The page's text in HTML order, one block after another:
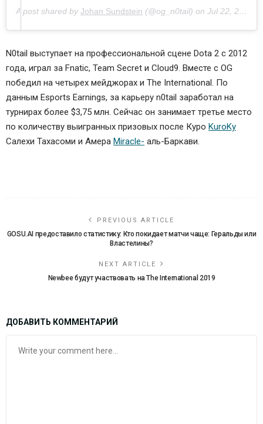
A post shared by Johan Sundstein (@og_n0tail) on Jul 22, 2019 at 4:07am PDT
N0tail выступает на профессиональной сцене Dota 2 с 2012
года, играл за Fnatic, Team Secret и Cloud9 . Вместе с OG
победил на четырех мейджорах и The International. По
данным Esports Earnings, за карьеру n0tail заработал на
турнирах более $3,75 млн. Сейчас он занимает третье место
по количеству выигранных призовых после Куро KuroKy
Салехи Тахасоми и Амера Miracle- аль-Баркави
PREVIOUS ARTICLE
GOSU.AI предоставило статистику: Кто покидает матчи чаще: Геральды или
Властелины?
NEXT ARTICLE
Newbee будут участвовать на The International 2019
ДОБАВИТЬ КОММЕНТАРИЙ